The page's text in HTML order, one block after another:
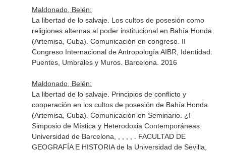
Maldonado, Belén:
La libertad de lo salvaje. Los cultos de posesión como
religiones alternas al poder institucional en Bahía Honda
(Artemisa, Cuba). Comunicación en congreso. II
Congreso Internacional de Antropología AIBR, Identidad:
Puentes, Umbrales y Muros. Barcelona. 2016
Maldonado, Belén:
La libertad de lo salvaje. Principios de conflicto y
cooperación en los cultos de posesión de Bahía Honda
(Artemisa, Cuba). Comunicación en Seminario. ¿I
Simposio de Mística y Heterodoxia Contemporáneas.
Universidad de Barcelona, , , , , . FACULTAD DE
GEOGRAFÍA E HISTORIA de la Universidad de Sevilla,